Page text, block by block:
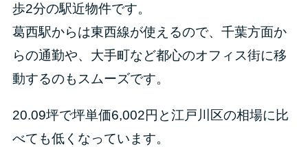
歩2分の駅近物件です。
葛西駅からは東西線が使えるので、千葉方面か
らの通勤や、大手町など都心のオフィス街に移
動するのもスムーズです。
20.09坪で坪単価6,002円と江戸川区の相場に比
べても低くなっています。